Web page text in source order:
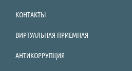
КОНТАКТЫ
ВИРТУАЛЬНАЯ ПРИЕМНАЯ
АНТИКОРРУПЦИЯ